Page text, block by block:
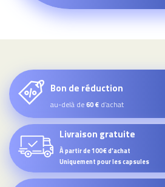
Bon de réduction
au-delà de60 € d’achat
Livraison gratuite
À partir de 100€ d'achat
Uniquement pour les capsules